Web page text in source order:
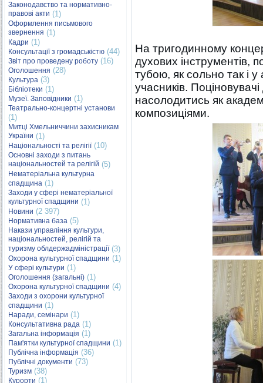
Законодавство та нормативно-
правові акти (1)
Оформлення письмового
звернення (1)
Кадри (1)
Консультації з громадськістю (44)
Звіт про проведену роботу (16)
Оголошення (28)
Культура (3)
Бібліотеки (1)
Музеї. Заповідники (1)
Театрально-концертні установи
(1)
Митці Хмельниччини захисникам
України (1)
Національності та релігії(10)
Основні заходи з питань
національностей та релігій (5)
Нематеріальна культурна
спадщина (1)
Заходи у сфері нематеріальної
культурної спадщини (1)
Новини (2 397)
Нормативна база (5)
Накази управління культури,
національностей, релігій та
туризму облдержадміністрації(3)
Охорона культурної спадщини (1)
У сфері культури (1)
Оголошення (загальні) (1)
Охорона культурної спадщини (4)
Заходи з охорони культурної
спадщини (1)
Наради, семінари (1)
Консультативна рада (1)
Загальна інформація (1)
Пам'ятки культурної спадщини (1)
Публічна інформація (36)
Публічні документи (73)
Туризм (38)
Курорти (1)
На тригодинному
духових інструментів,
тубою, як сольно так і у
учасників.
насолодитись як
композиціями.